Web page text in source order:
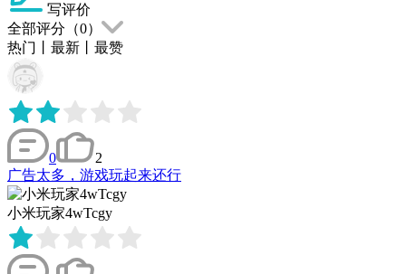
写评价
全部评分（0）
热门
最新 最赞
0
2
广告太多，游戏玩起来还行
小米玩家4wTcgy